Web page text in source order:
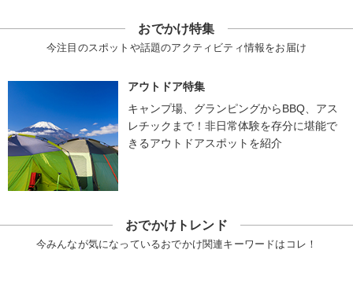
おでかけ特集
今注目のスポットや話題のアクティビティ情報をお届け
アウトドア特集
キャンプ場、グランピングからBBQ、アス
レチックまで！非日常体験を存分に堪能で
きるアウトドアスポットを紹介
おでかけトレンド
今みんなが気になっているおでかけ関連キーワードはコレ！